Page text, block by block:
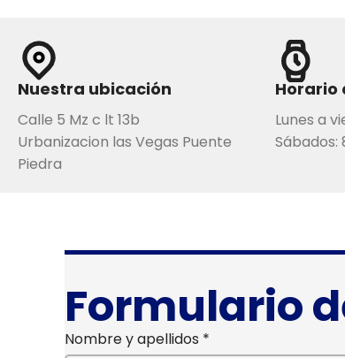
Nuestra ubicación
Calle 5 Mz c lt 13b
Urbanizacion las Vegas Puente
Piedra
Horario
Lunes a
Sábados:
Formulario
Nombre y apellidos *